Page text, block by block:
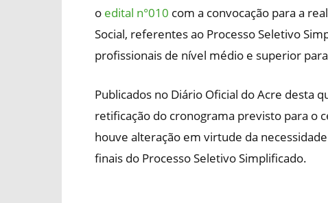
o edital n°010 com a convocação para a
Social, referentes ao Processo Seletivo
profissionais de nível médio e superior
Publicados no Diário Oficial do Acre desta
retificação do cronograma previsto para o
houve alteração em virtude da
finais do Processo Seletivo Simplificado.